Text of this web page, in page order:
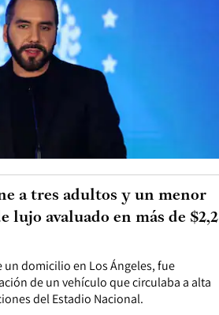
domicilio en Los Ángeles, fue
de un vehículo que circulaba a alta
del Estadio Nacional.
a tres adultos y un menor
lujo avaluado en más de $2,2